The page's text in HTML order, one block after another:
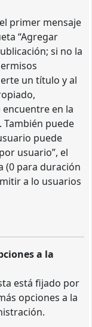
primer mensaje
“Agregar
si no la
un título y al
en la
puede
puede
usuario”, el
(0 para duración
a lo usuarios
a la
está fijado por
opciones a la